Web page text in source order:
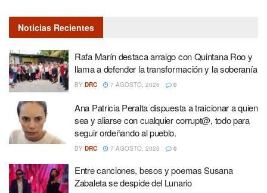
Noticias Recientes
Rafa Marín destaca arraigo con Quintana Roo y
llama a defender la transformación y la soberanía
BY DRC 7 AGOSTO, 2026 0
Ana Patricia Peralta dispuesta a traicionar a quien
sea y aliarse con cualquier corrupt@, todo para
seguir ordeñando al pueblo.
BY DRC 7 AGOSTO, 2026 0
Entre canciones, besos y poemas Susana
Zabaleta se despide del Lunario